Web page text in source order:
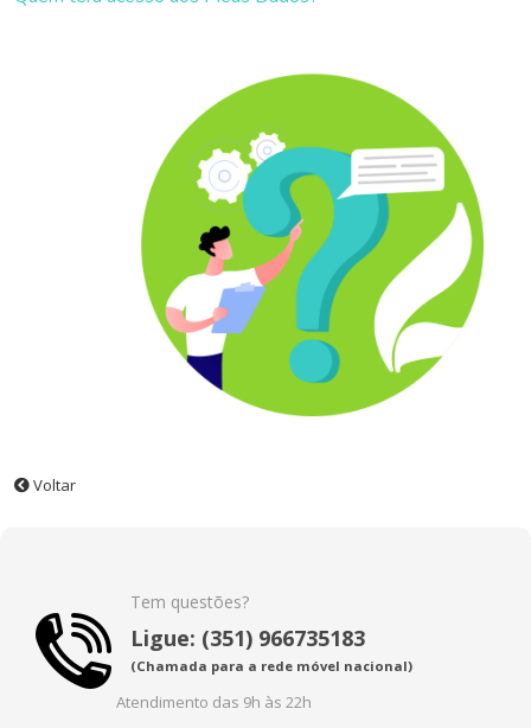
Voltar
Tem questões?
Ligue: (351) 966735183
(Chamada para a rede móvel nacional)
Atendimento das 9h às 22h